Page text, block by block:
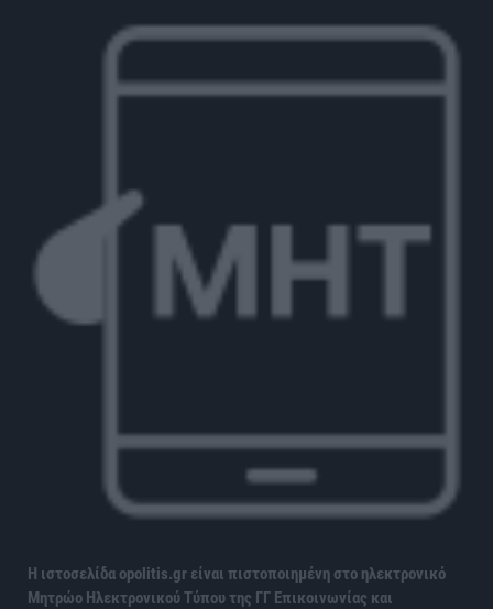
Η ιστοσελίδα opolitis.gr είναι πιστοποιημένη στο ηλεκτρονικό
Μητρώο Ηλεκτρονικού Τύπου της ΓΓ Επικοινωνίας και